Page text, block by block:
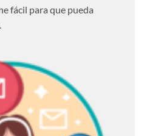
fácil para que pueda